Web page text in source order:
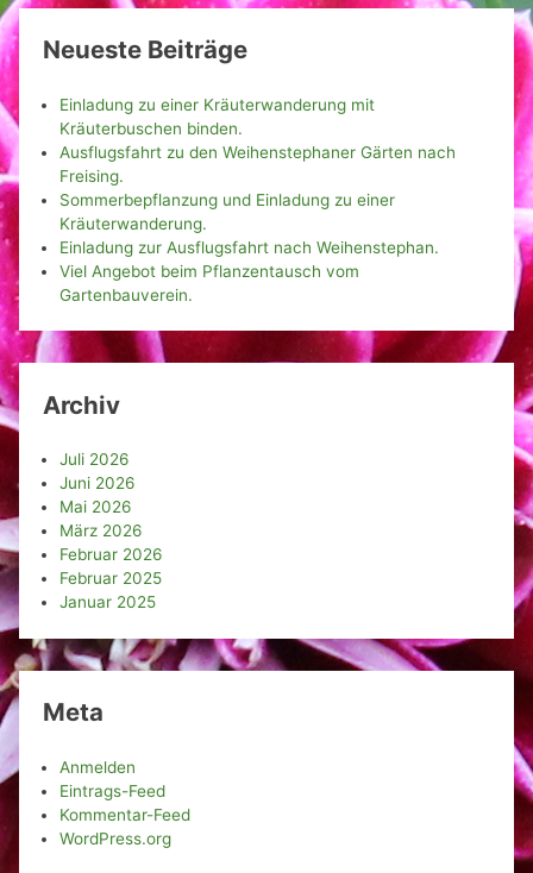
Neueste Beiträge
Einladung zu einer Kräuterwanderung mit
Kräuterbuschen binden.
Ausflugsfahrt zu den Weihenstephaner Gärten nach
Freising.
Sommerbepflanzung und Einladung zu einer
Kräuterwanderung.
Einladung zur Ausflugsfahrt nach Weihenstephan.
Viel Angebot beim Pflanzentausch vom
Gartenbauverein.
Archiv
Juli 2026
Juni 2026
Mai 2026
März 2026
Februar 2026
Februar 2025
Januar 2025
Meta
Anmelden
Eintrags-Feed
Kommentar-Feed
WordPress.org